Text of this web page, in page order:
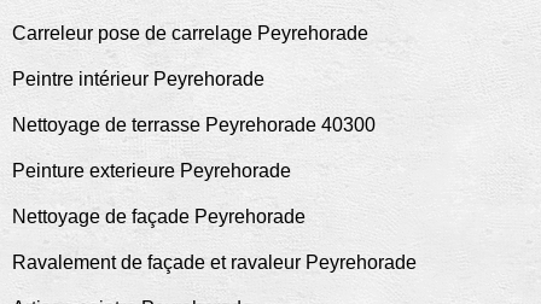
Carreleur pose de carrelage Peyrehorade
Peintre intérieur Peyrehorade
Nettoyage de terrasse Peyrehorade 40300
Peinture exterieure Peyrehorade
Nettoyage de façade Peyrehorade
Ravalement de façade et ravaleur Peyrehorade